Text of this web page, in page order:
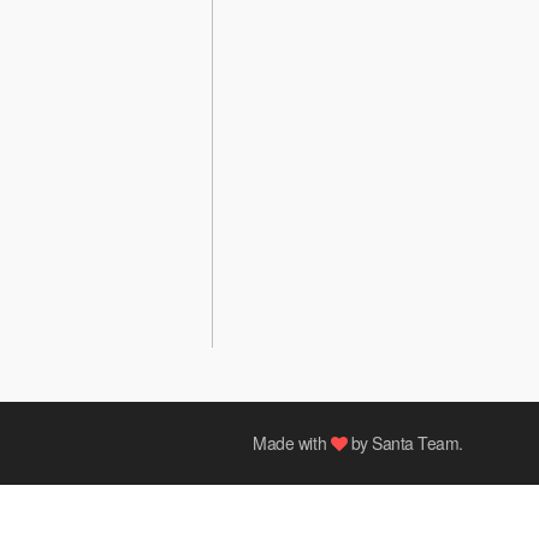
Made with by Santa Team.